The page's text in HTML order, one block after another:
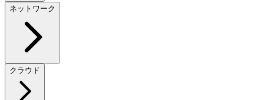
ネットワーク
クラウド